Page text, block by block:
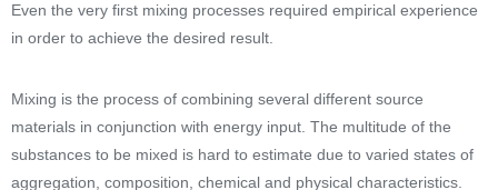
Even the very first mixing processes required empirical experience
in order to achieve the desired result.
Mixing is the process of combining several different source
materials in conjunction with energy input. The multitude of the
substances to be mixed is hard to estimate due to varied states of
aggregation, composition, chemical and physical characteristics.